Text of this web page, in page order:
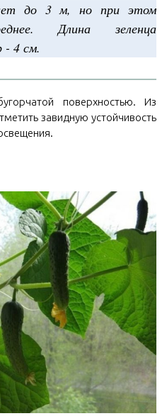
до 3 м, но при этом
Длина зеленца
- 4 см.
поверхностью. Из
завидную устойчивость